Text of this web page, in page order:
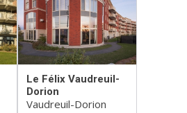
Le Félix Vaudreuil-
Dorion
Vaudreuil-Dorion